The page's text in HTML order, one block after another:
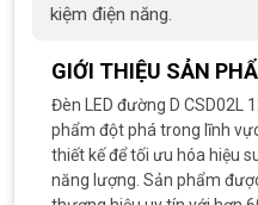
kiệm điện năng.
GIỚI THIỆU SẢN
Đèn LED đường D CSD02L
phẩm đột phá trong lĩnh
thiết kế để tối ưu hóa hiệu
năng lượng. Sản phẩm